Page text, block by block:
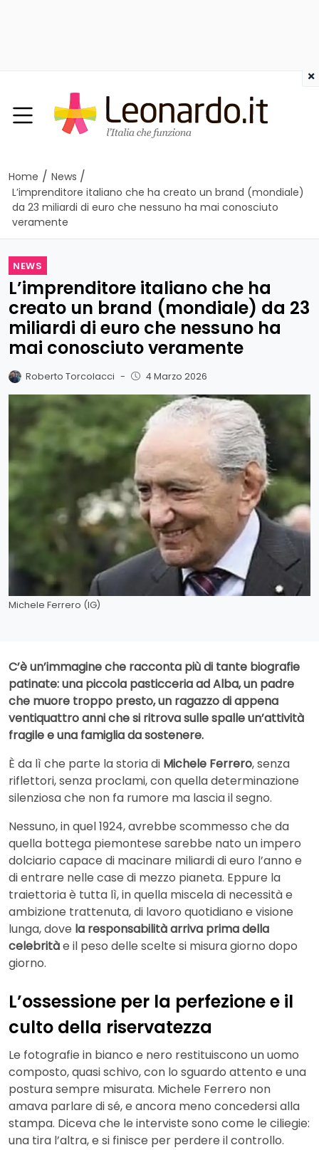
Home / News /
L’imprenditore italiano che ha creato un brand (mondiale)
da 23 miliardi di euro che nessuno ha mai conosciuto
veramente
NEWS
L’imprenditore italiano che ha
creato un brand (mondiale) da 23
miliardi di euro che nessuno ha
mai conosciuto veramente
Roberto Torcolacci - 4 Marzo 2026
Michele Ferrero (IG)
C’è un’immagine che racconta più di tante biografie
patinate: una piccola pasticceria ad Alba, un padre
che muore troppo presto, un ragazzo di appena
ventiquattro anni che si ritrova sulle spalle un’attività
fragile e una famiglia da sostenere.
È da lì che parte la storia di Michele Ferrero, senza
riflettori, senza proclami, con quella determinazione
silenziosa che non fa rumore ma lascia il segno.
Nessuno, in quel 1924, avrebbe scommesso che da
quella bottega piemontese sarebbe nato un impero
dolciario capace di macinare miliardi di euro l’anno e
di entrare nelle case di mezzo pianeta. Eppure la
traiettoria è tutta lì, in quella miscela di necessità e
ambizione trattenuta, di lavoro quotidiano e visione
lunga, dove la responsabilità arriva prima della
celebritàe il peso delle scelte si misura giorno dopo
giorno.
L’ossessione per la perfezione e il
culto della riservatezza
Le fotografie in bianco e nero restituiscono un uomo
composto, quasi schivo, con lo sguardo attento e una
postura sempre misurata. Michele Ferrero non
amava parlare di sé, e ancora meno concedersi alla
stampa. Diceva che le interviste sono come le ciliegie:
una tira l’altra, e si finisce per perdere il controllo.
×